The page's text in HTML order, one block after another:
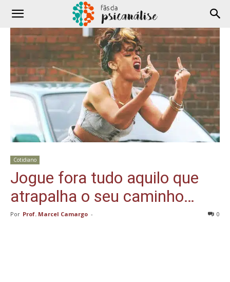
Cotidiano
Jogue fora tudo aquilo que
atrapalha o seu caminho…
Por Prof. Marcel Camargo - 0